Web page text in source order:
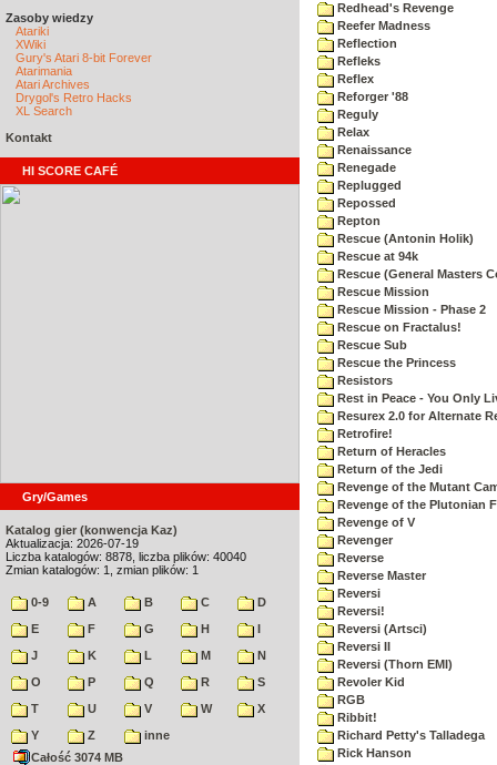
Zasoby wiedzy
Atariki
XWiki
Gury's Atari 8-bit Forever
Atarimania
Atari Archives
Drygol's Retro Hacks
XL Search
Kontakt
HI SCORE CAFÉ
Gry/Games
Katalog gier (konwencja Kaz)
Aktualizacja: 2026-07-19
Liczba katalogów: 8878, liczba plików: 40040
Zmian katalogów: 1, zmian plików: 1
0-9 A B C
D
E
F G H
I
J
K L M
N
O
P Q R
S
T
U V W
X
Y
Z
inne
Całość 3074 MB
Redhead's Revenge
Reefer Madness
Reflection
Refleks
Reflex
Reforger '88
Reguly
Relax
Renaissance
Renegade
Replugged
Repossed
Repton
Rescue (Antonin Holik)
Rescue at 94k
Rescue (General Masters
Rescue Mission
Rescue Mission - Phase 2
Rescue on Fractalus!
Rescue Sub
Rescue the Princess
Resistors
Rest in Peace - You Only
Resurex 2.0 for Alternate
Retrofire!
Return of Heracles
Return of the Jedi
Revenge of the Mutant
Revenge of the Plutonian
Revenge of V
Revenger
Reverse
Reverse Master
Reversi
Reversi!
Reversi (Artsci)
Reversi II
Reversi (Thorn EMI)
Revoler Kid
RGB
Ribbit!
Richard Petty's Talladega
Rick Hanson